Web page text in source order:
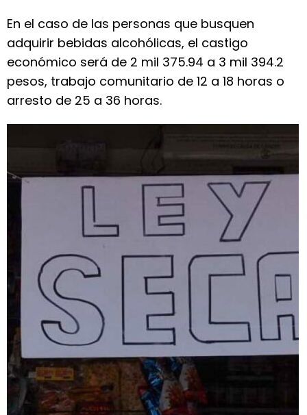
En el caso de las personas que busquen
adquirir bebidas alcohólicas, el castigo
económico será de 2 mil 375.94 a 3 mil 394.2
pesos, trabajo comunitario de 12 a 18 horas o
arresto de 25 a 36 horas.